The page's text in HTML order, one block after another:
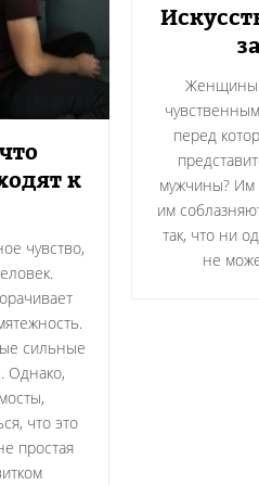
Женщины
перед
мужчины? Им
им
так, что ни
не
к
чувство,
сильные
Однако,
что это
простая